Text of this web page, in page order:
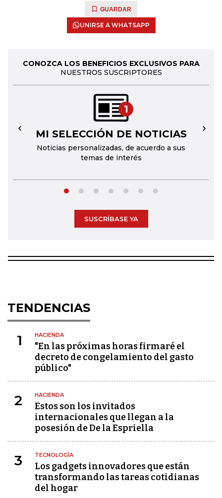
GUARDAR
UNIRSE A WHATSAPP
CONOZCA LOS BENEFICIOS EXCLUSIVOS PARA
NUESTROS SUSCRIPTORES
1
MI SELECCIÓN DE NOTICIAS
Noticias personalizadas, de acuerdo a sus
temas de interés
← →
SUSCRÍBASE YA
TENDENCIAS
1 HACIENDA
"En las próximas horas firmaré el
decreto de congelamiento del gasto
público"
2 HACIENDA
Estos son los invitados
internacionales que llegan a la
posesión de De la Espriella
3 TECNOLOGÍA
Los gadgets innovadores que están
transformando las tareas cotidianas
del hogar